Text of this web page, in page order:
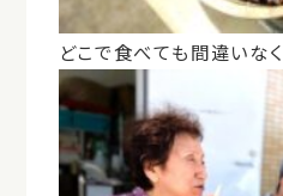
どこで食べても間違いな